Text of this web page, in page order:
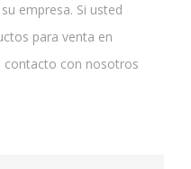
empresa. Si usted
para venta en
con nosotros